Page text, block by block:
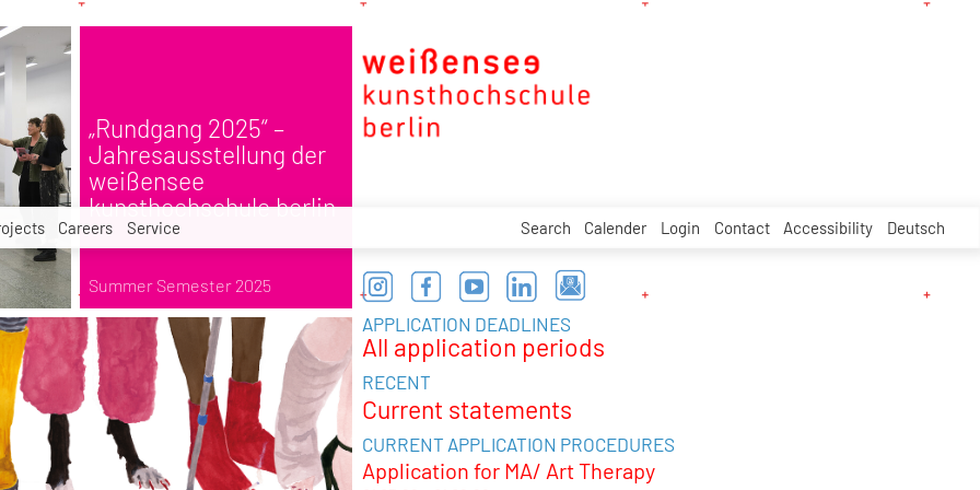
Careers Service Search Calender Login Contact Accessibility Deutsch
„Rundgang 2025“ –
Jahresausstellung der
weißensee
kunsthochschule berlin
Summer Semester 2025
APPLICATION DEADLINES
All application periods
RECENT
Current statements
CURRENT APPLICATION PROCEDURES
Application for MA/ Art Therapy